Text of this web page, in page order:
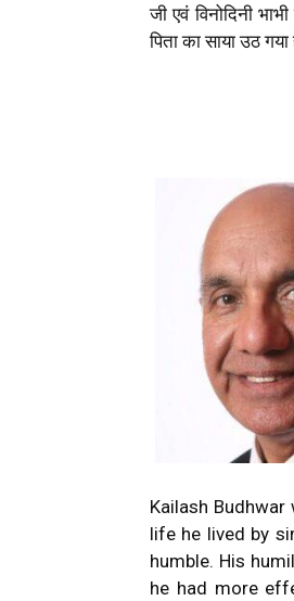
जी एवं विनोदिनी
पिता का साया उठ
Kailash
life he lived by
humble. His
he had more